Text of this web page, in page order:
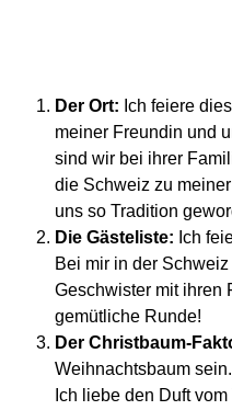
Der Ort: Ich feiere
meiner Freundin und
sind wir bei ihrer
die Schweiz zu
uns so Tradition
Die Gästeliste: Ich
Bei mir in der
Geschwister mit ihren
gemütliche Runde!
Der Christbaum-
Weihnachtsbaum
Ich liebe den Duft